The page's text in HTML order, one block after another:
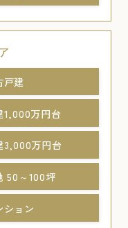
戸建
1,000万円台
3,000万円台
50～100坪
ション